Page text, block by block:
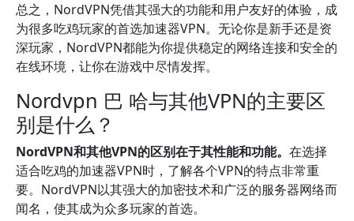
总之，NordVPN凭借其强大的功能和用户友好的体验，成
为很多吃鸡玩家的首选加速器VPN。无论你是新手还是资
深玩家，NordVPN都能为你提供稳定的网络连接和安全的
在线环境，让你在游戏中尽情发挥。
Nordvpn 巴 哈与其他VPN的主要区
别是什么？
NordVPN和其他VPN的区别在于其性能和功能。 在选择
适合吃鸡的加速器VPN时，了解各个VPN的特点非常重
要。NordVPN以其强大的加密技术和广泛的服务器网络而
闻名，使其成为众多玩家的首选。